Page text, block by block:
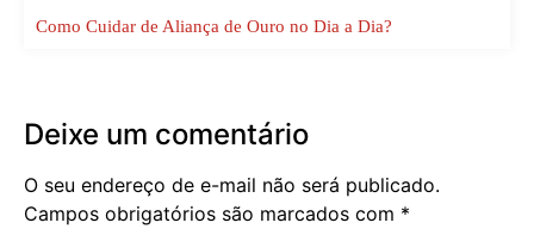
Como Cuidar de Aliança de Ouro no Dia a Dia?
Deixe um comentário
O seu endereço de e-mail não será publicado.
Campos obrigatórios são marcados com *